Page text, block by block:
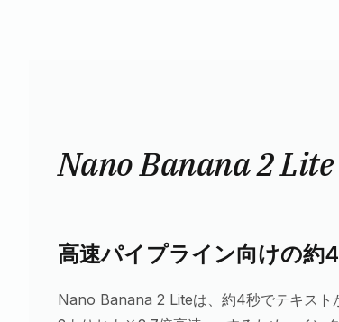
Nano Banana 2
高速パイプライン向けの約
Nano Banana 2 Liteは、約4秒でテキス